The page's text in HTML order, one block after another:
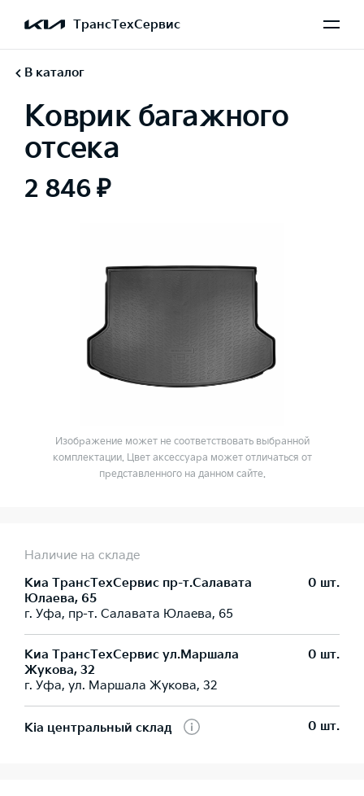
ТрансТехСервис
В каталог
Коврик багажного
отсека
2 846 ₽
Изображение может не соответствовать выбранной
комплектации. Цвет аксессуара может отличаться от
представленного на данном сайте.
Наличие на складе
Киа ТрансТехСервис пр-т.Салавата
Юлаева, 65
г. Уфа, пр-т. Салавата Юлаева, 65
0 шт.
Киа ТрансТехСервис ул.Маршала
Жукова, 32
г. Уфа, ул. Маршала Жукова, 32
0 шт.
Kia центральный склад 0 шт.